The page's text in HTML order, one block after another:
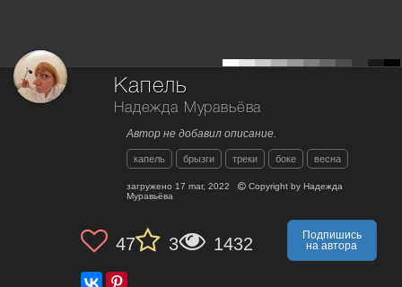
Капель
Надежда Муравьёва
Автор не добавил описание.
капель брызги треки боке весна
загружено 17 mar, 2022 Copyright by Надежда
Муравьёва
47 3 1432
Подпишись
на автора